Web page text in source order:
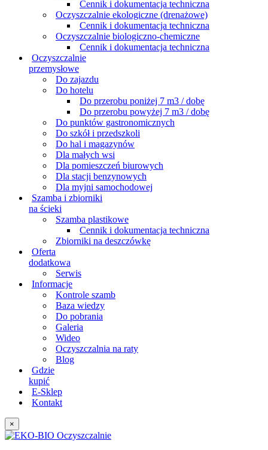
Cennik i dokumentacja techniczna
Oczyszczalnie ekologiczne (drenażowe)
Cennik i dokumentacja techniczna
Oczyszczalnie biologiczno-chemiczne
Cennik i dokumentacja techniczna
Oczyszczalnie
przemysłowe
Do zajazdu
Do hotelu
Do przerobu poniżej 7 m3 / dobę
Do przerobu powyżej 7 m3 / dobę
Do punktów gastronomicznych
Do szkół i przedszkoli
Do hal i magazynów
Dla małych wsi
Dla pomieszczeń biurowych
Dla stacji benzynowych
Dla myjni samochodowej
Szamba i zbiorniki
na ścieki
Szamba plastikowe
Cennik i dokumentacja techniczna
Zbiorniki na deszczówkę
Oferta
dodatkowa
Serwis
Informacje
Kontrole szamb
Baza wiedzy
Do pobrania
Galeria
Wideo
Oczyszczalnia na raty
Blog
Gdzie
kupić
E-Sklep
Kontakt
×